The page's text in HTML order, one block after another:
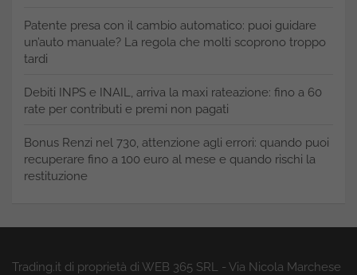
Patente presa con il cambio automatico: puoi guidare
un’auto manuale? La regola che molti scoprono troppo
tardi
Debiti INPS e INAIL, arriva la maxi rateazione: fino a 60
rate per contributi e premi non pagati
Bonus Renzi nel 730, attenzione agli errori: quando puoi
recuperare fino a 100 euro al mese e quando rischi la
restituzione
Trading.it di proprietà di WEB 365 SRL - Via Nicola Marchese